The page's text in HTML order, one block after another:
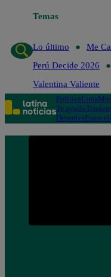
Temas
Lo último
Me
Perú Decide 2026
Valentina Valiente
PolíticaLima
Te ayudo
Deportes